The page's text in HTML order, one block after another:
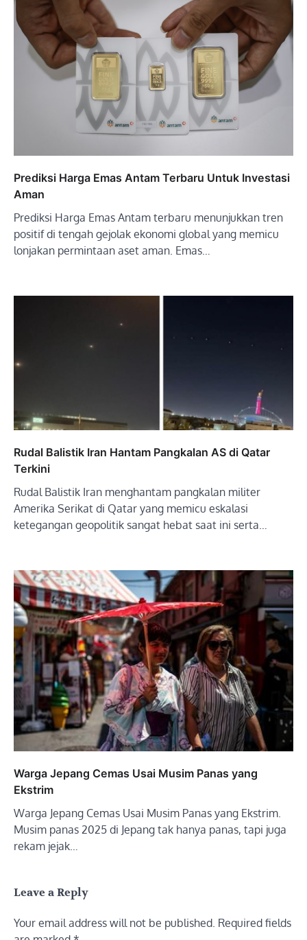
Prediksi Harga Emas Antam Terbaru Untuk Investasi
Aman
Prediksi Harga Emas Antam terbaru menunjukkan tren
positif di tengah gejolak ekonomi global yang memicu
lonjakan permintaan aset aman. Emas…
Rudal Balistik Iran Hantam Pangkalan AS di Qatar
Terkini
Rudal Balistik Iran menghantam pangkalan militer
Amerika Serikat di Qatar yang memicu eskalasi
ketegangan geopolitik sangat hebat saat ini serta…
Warga Jepang Cemas Usai Musim Panas yang
Ekstrim
Warga Jepang Cemas Usai Musim Panas yang Ekstrim.
Musim panas 2025 di Jepang tak hanya panas, tapi juga
rekam jejak…
Leave a Reply
Your email address will not be published. Required fields